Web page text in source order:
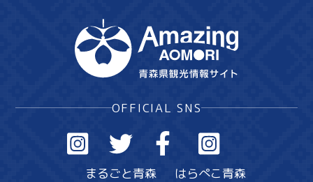
OFFICIAL SNS
まるごと青森 はらぺこ青森